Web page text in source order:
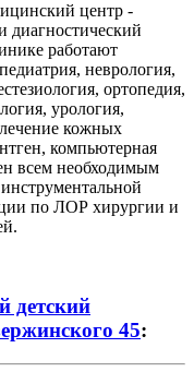
центр -
диагностический
работают
неврология,
ортопедия,
урология,
кожных
компьютерная
всем необходимым
по ЛОР хирургии и
детский
45: